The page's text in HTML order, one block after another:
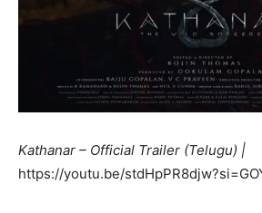
Kathanar – Official Trailer (Telugu) |
https://youtu.be/